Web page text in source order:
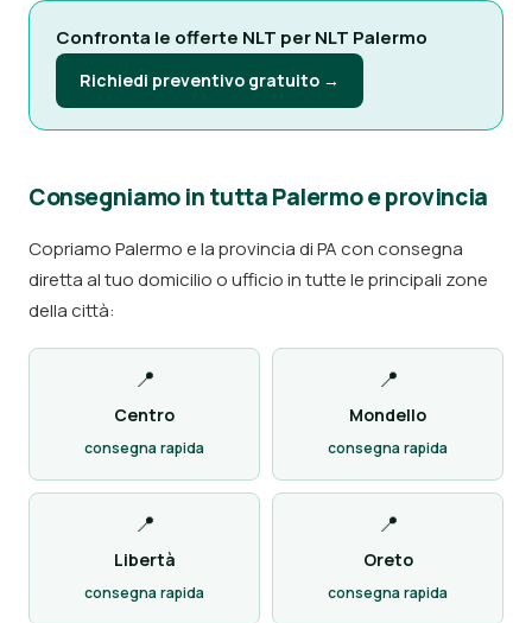
Confronta le offerte NLT per NLT Palermo
Richiedi preventivo gratuito →
Consegniamo in tutta Palermo e provincia
Copriamo Palermo e la provincia di PA con consegna
diretta al tuo domicilio o ufficio in tutte le principali zone
della città:
📍
Centro
consegna rapida
📍
Mondello
consegna rapida
📍
Libertà
consegna rapida
📍
Oreto
consegna rapida